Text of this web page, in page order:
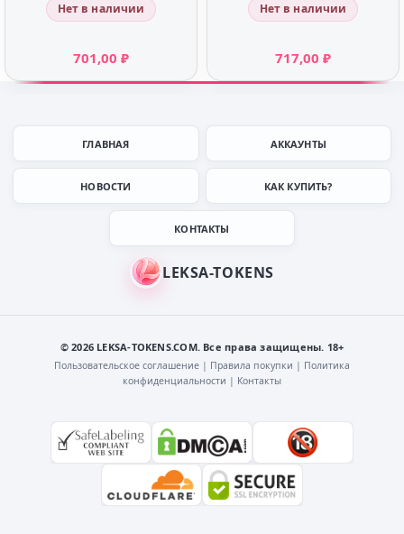
Нет в наличии
701,00₽
Нет в наличии
717,00₽
ГЛАВНАЯ АККАУНТЫ
НОВОСТИ КАК КУПИТЬ?
КОНТАКТЫ
© 2026 LEKSA-TOKENS.COM. Все права защищены. 18+
Пользовательское соглашение | Правила покупки | Политика
конфиденциальности | Контакты